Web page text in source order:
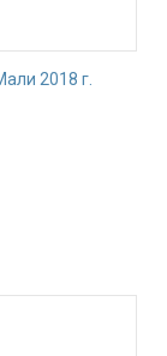
2018 г.